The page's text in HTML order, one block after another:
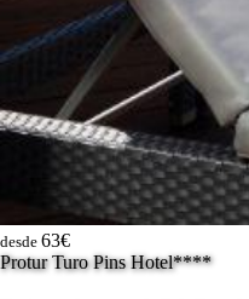
desde 63€
Protur Turo Pins Hotel****